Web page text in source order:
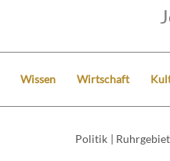
Wissen Wirtschaft
Politik | Ruhrgebiet